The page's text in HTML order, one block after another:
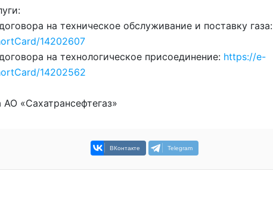
на техническое обслуживание и поставку газа:
14202607
на технологическое присоединение: https://e-
14202562
«Сахатрансефтегаз»
ВКонтакте Telegram